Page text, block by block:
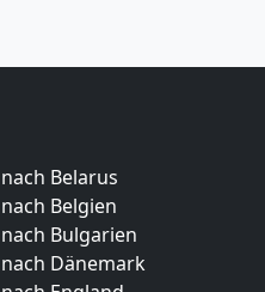
Belarus
Belgien
Bulgarien
Dänemark